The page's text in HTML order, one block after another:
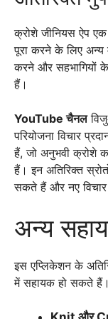
क्रोशे जीनियस ऐप
पूरा करने के लिए अन्य
करने और सहभागियों
हैं।
YouTube चैनल
परियोजना विचार
हैं, जो अनुभवी क्रोशे
हैं। इन अतिरिक्त
सकते हैं और नए
अन्य
इस एप्लिकेशन के
में सहायक हो सकते हैं।